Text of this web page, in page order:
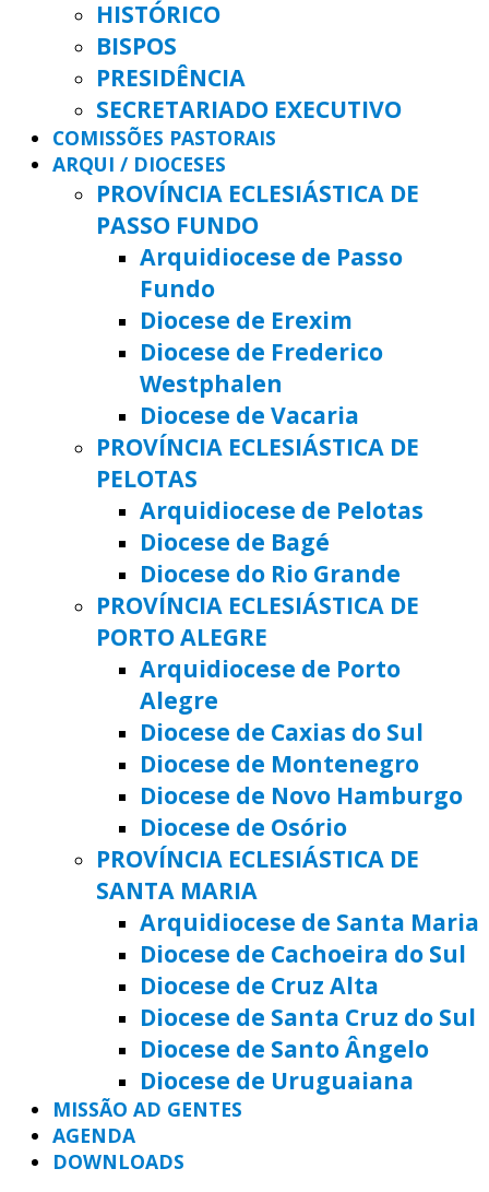
HISTÓRICO
BISPOS
PRESIDÊNCIA
SECRETARIADO EXECUTIVO
COMISSÕES PASTORAIS
ARQUI / DIOCESES
PROVÍNCIA ECLESIÁSTICA DE
PASSO FUNDO
Arquidiocese de Passo
Fundo
Diocese de Erexim
Diocese de Frederico
Westphalen
Diocese de Vacaria
PROVÍNCIA ECLESIÁSTICA DE
PELOTAS
Arquidiocese de Pelotas
Diocese de Bagé
Diocese do Rio Grande
PROVÍNCIA ECLESIÁSTICA DE
PORTO ALEGRE
Arquidiocese de Porto
Alegre
Diocese de Caxias do Sul
Diocese de Montenegro
Diocese de Novo Hamburgo
Diocese de Osório
PROVÍNCIA ECLESIÁSTICA DE
SANTA MARIA
Arquidiocese de Santa Maria
Diocese de Cachoeira do Sul
Diocese de Cruz Alta
Diocese de Santa Cruz do Sul
Diocese de Santo Ângelo
Diocese de Uruguaiana
MISSÃO AD GENTES
AGENDA
DOWNLOADS